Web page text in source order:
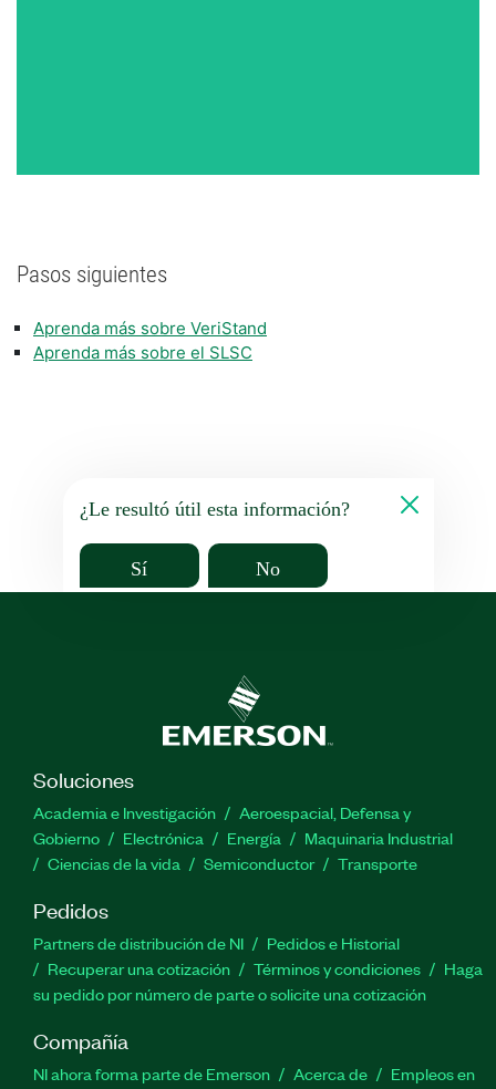
Pasos siguientes
Aprenda más sobre VeriStand
Aprenda más sobre el SLSC
¿Le resultó útil esta información?
Sí No
Soluciones
Academia e Investigación
Aeroespacial, Defensa y
Gobierno
Electrónica Energía
Maquinaria Industrial
Ciencias de la vida
Semiconductor Transporte
Pedidos
Partners de distribución de NI
Pedidos e Historial
Recuperar una cotización
Términos y condiciones
Haga
su pedido por número de parte o solicite una cotización
Compañía
NI ahora forma parte de Emerson Acerca de
Empleos en